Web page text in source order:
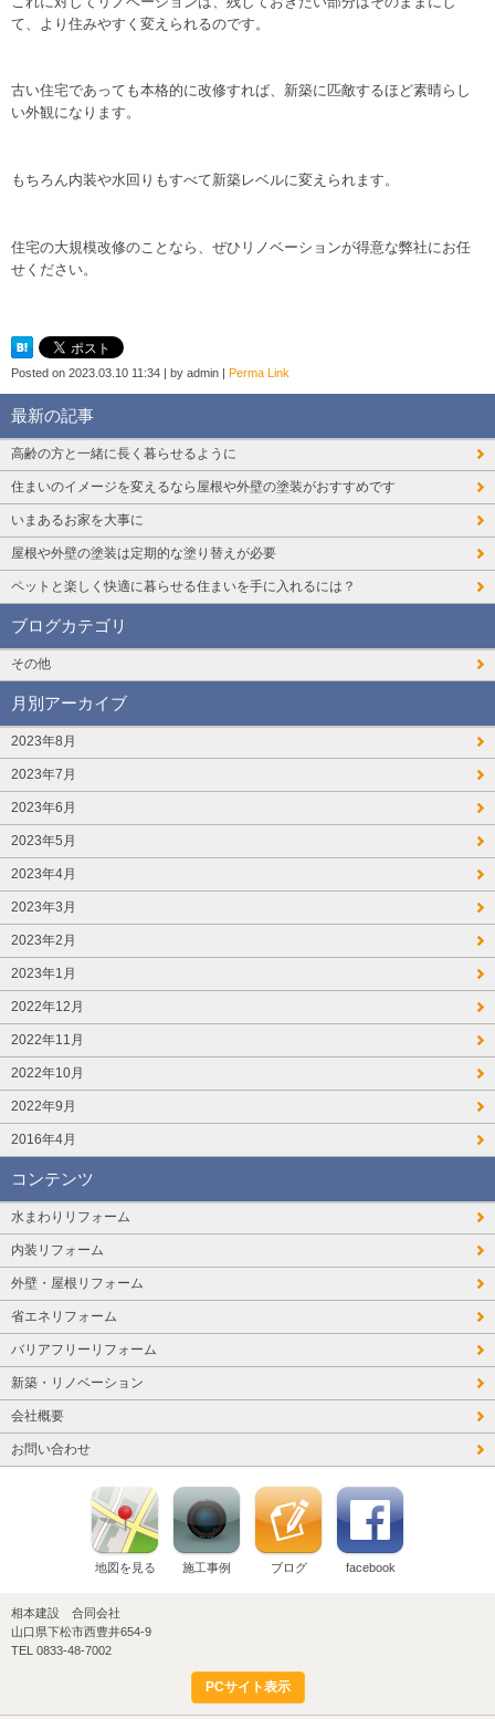
て、より住みやすく変えられるのです。
古い住宅であっても本格的に改修すれば、新築に匹敵するほど素晴らし
い外観になります。
もちろん内装や水回りもすべて新築レベルに変えられます。
住宅の大規模改修のことなら、ぜひリノベーションが得意な弊社にお任
せください。
Posted on 2023.03.10 11:34 | by admin | Perma Link
最新の記事
高齢の方と一緒に長く暮らせるように
住まいのイメージを変えるなら屋根や外壁の塗装がおすすめです
いまあるお家を大事に
屋根や外壁の塗装は定期的な塗り替えが必要
ペットと楽しく快適に暮らせる住まいを手に入れるには？
ブログカテゴリ
その他
月別アーカイブ
2023年8月
2023年7月
2023年6月
2023年5月
2023年4月
2023年3月
2023年2月
2023年1月
2022年12月
2022年11月
2022年10月
2022年9月
2016年4月
コンテンツ
水まわりリフォーム
内装リフォーム
外壁・屋根リフォーム
省エネリフォーム
バリアフリーリフォーム
新築・リノベーション
会社概要
お問い合わせ
地図を見る 施工事例 ブログ facebook
相本建設 合同会社
山口県下松市西豊井654-9
TEL 0833-48-7002
PCサイト表示